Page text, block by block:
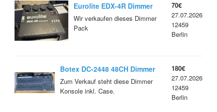
Eurolite EDX-4R Dimmer
Pack
Wir verkaufen dieses Dimmer
Pack
70€
27.07.2026
12459
Berlin
Botex DC-2448 48CH Dimmer
Konsole mit Case
Zum Verkauf steht diese Dimmer
Konsole inkl. Case.
180€
27.07.2026
12459
Berlin